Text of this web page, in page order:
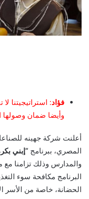
فؤاد: استراتيجيتنا
وأيضا ضمان وصولها
أعلنت شركة جهينه
المصري، ببرنامج “إبني
والمدارس وذلك تزامنا
البرنامج مكافحة سوء
الحضانة، خاصة من الأسر